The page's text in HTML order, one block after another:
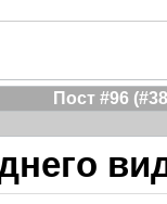
Пост #96